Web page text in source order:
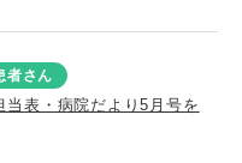
者さん
当表・病院だより5月号を